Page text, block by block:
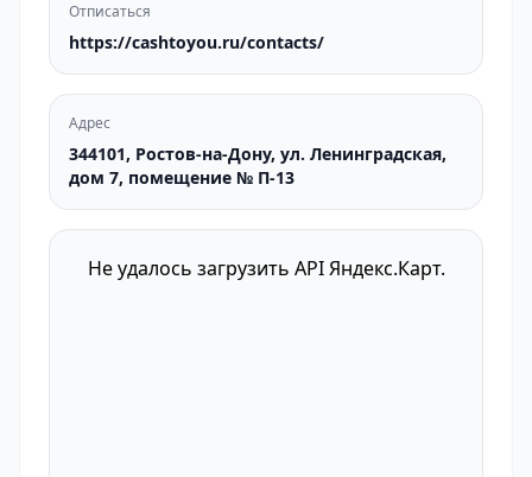
Отписаться
https://cashtoyou.ru/contacts/
Адрес
344101, Ростов-на-Дону, ул. Ленинградская,
дом 7, помещение № П-13
Не удалось загрузить API Яндекс.Карт.